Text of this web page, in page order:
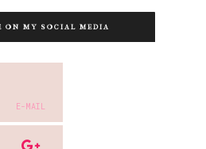
ON MY SOCIAL MEDIA
E-MAIL